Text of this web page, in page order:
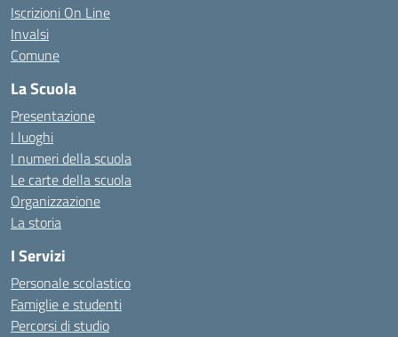
Iscrizioni On Line
Invalsi
Comune
La Scuola
Presentazione
I luoghi
I numeri della scuola
Le carte della scuola
Organizzazione
La storia
I Servizi
Personale scolastico
Famiglie e studenti
Percorsi di studio